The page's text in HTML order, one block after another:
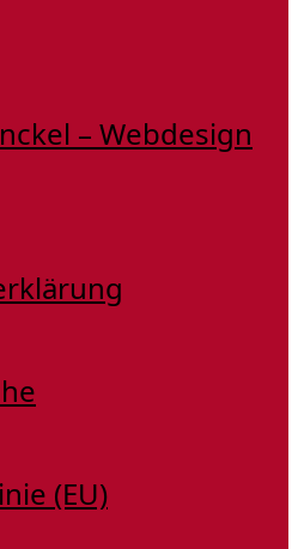
– Webdesign
(EU)